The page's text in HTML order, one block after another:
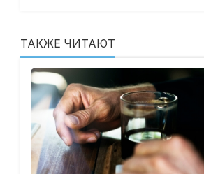
ТАКЖЕ ЧИТАЮТ